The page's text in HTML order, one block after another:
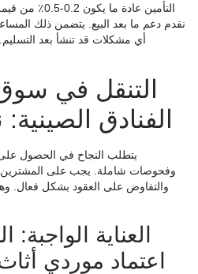
التأمين عادة ما يكون 0.2-0.5٪ من قيمة البضائع.
نقدم دعم ما بعد البيع. يتضمن ذلك
أي مشكلات قد تنشأ بعد
التنقل في
الفنادق
يتطلب النجاح في الحصول
وفحوصات شاملة. يجب على المشترين
والتفاوض على العقود بشكل فعال.
العناية
اعتماد موردي